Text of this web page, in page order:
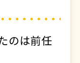
のは前任